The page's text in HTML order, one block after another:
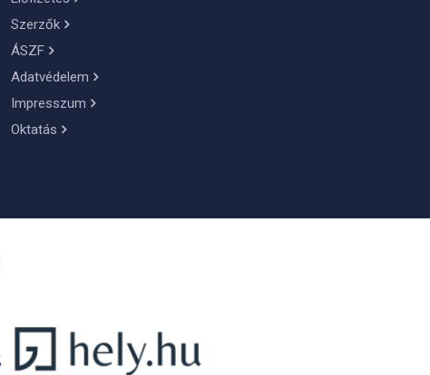
Szerzők
ÁSZF
Adatvédelem
Impresszum
Oktatás